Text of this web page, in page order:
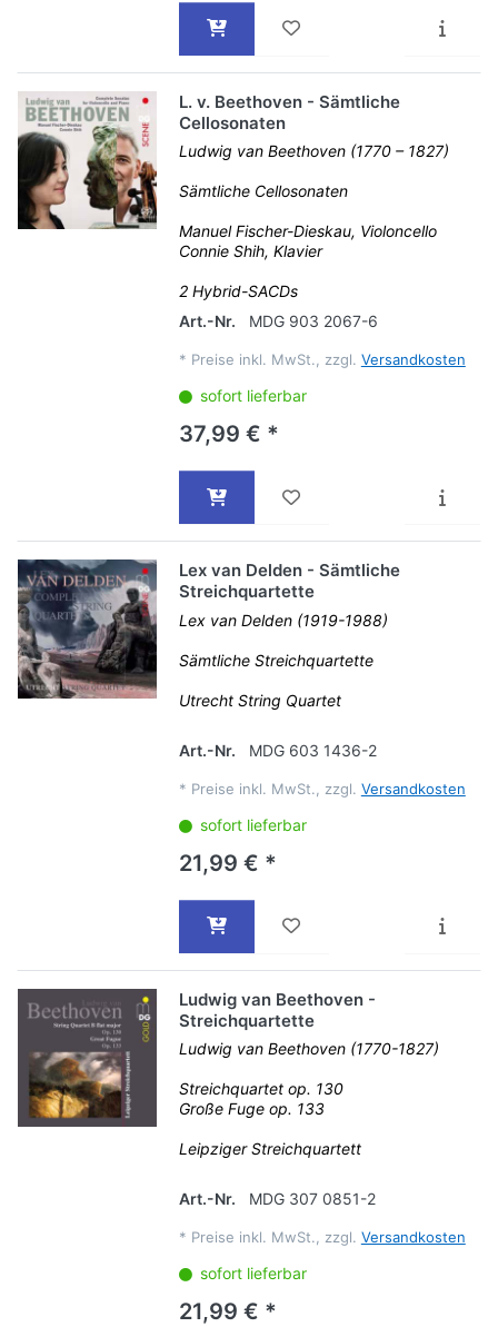
L. v. Beethoven - Sämtliche
Cellosonaten
Ludwig van Beethoven (1770 – 1827)
Sämtliche Cellosonaten
Manuel Fischer-Dieskau, Violoncello
Connie Shih, Klavier
2 Hybrid-SACDs
Art.-Nr.
MDG 903 2067-6
* Preise inkl. MwSt., zzgl. Versandkosten
sofort lieferbar
37,99 € *
Lex van Delden - Sämtliche
Streichquartette
Lex van Delden (1919-1988)
Sämtliche Streichquartette
Utrecht String Quartet
Art.-Nr. MDG 603 1436-2
* Preise inkl. MwSt., zzgl. Versandkosten
sofort lieferbar
21,99 € *
Ludwig van Beethoven -
Streichquartette
Ludwig van Beethoven (1770-1827)
Streichquartet op. 130
Große Fuge op. 133
Leipziger Streichquartett
Art.-Nr. MDG 307 0851-2
* Preise inkl. MwSt., zzgl. Versandkosten
sofort lieferbar
21,99 € *